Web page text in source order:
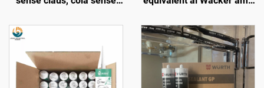
temperatures,
impermeable, clar i blanc